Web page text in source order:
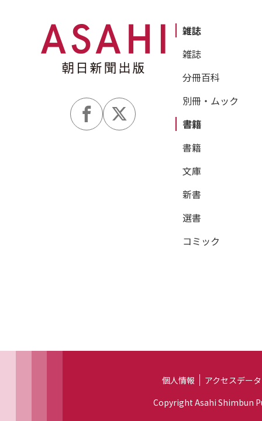
雑誌
雑誌
分冊百科
別冊・ムック
書籍
書籍
文庫
新書
選書
コミック
個人情報
アクセスデータ
Copyright Asahi Shimbun